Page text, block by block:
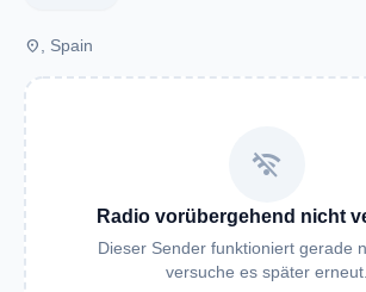
place , Spain
wifi_off
Radio vorübergehend nicht
Dieser Sender funktioniert gerade
versuche es später erneut.